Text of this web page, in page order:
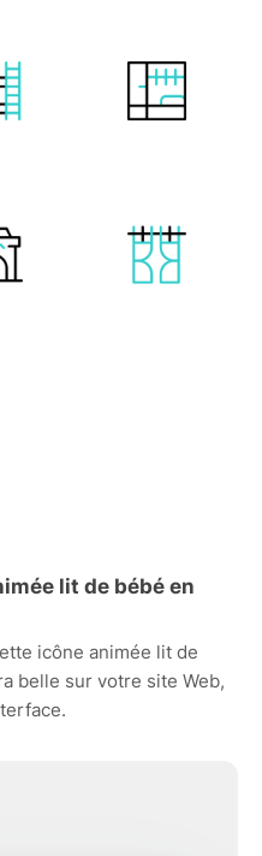
lit de bébé en
icône animée lit de
belle sur votre site Web,